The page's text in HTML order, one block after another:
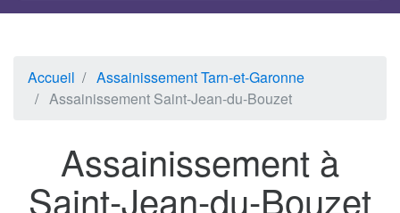
Accueil
Assainissement Tarn-et-Garonne
Assainissement Saint-Jean-du-Bouzet
Assainissement à
Saint-Jean-du-Bouzet